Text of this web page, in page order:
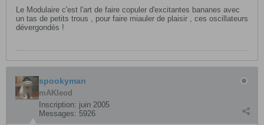
Le Modulaire c'est l'art de faire copuler d'excitantes bananes avec
un tas de petits trous , pour faire miauler de plaisir , ces oscillateurs
dévergondés !
spookyman
mAKleod
Inscription: juin 2005
Messages: 5926